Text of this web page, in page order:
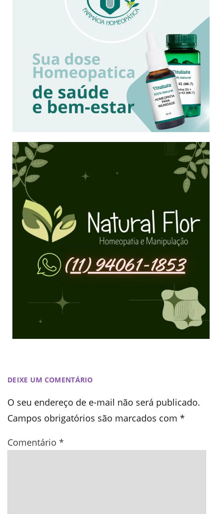
DEIXE UM COMENTÁRIO
O seu endereço de e-mail não será publicado.
Campos obrigatórios são marcados com *
Comentário *